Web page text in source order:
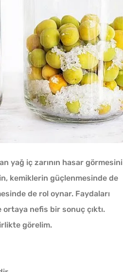
yağ iç zarının hasar görmesini
kemiklerin güçlenmesinde de
de rol oynar. Faydaları
nefis bir sonuç çıktı.
görelim.